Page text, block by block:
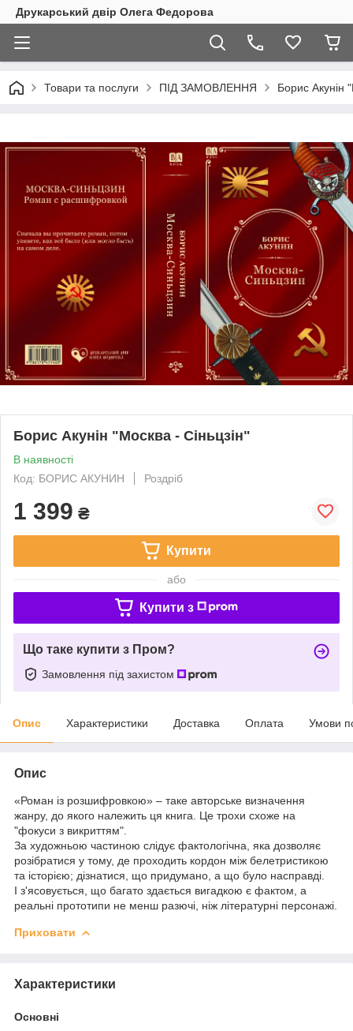
Друкарський двір Олега Федорова
Товари та послуги ПІД ЗАМОВЛЕННЯ Борис Акунін
Борис Акунін "Москва - Сіньцзін"
В наявності
Код: БОРИС АКУНИН
Роздріб
1 399 ₴
Купити
або
Купити з
Що таке купити з Пром?
Замовлення під захистом
Опис Характеристики Доставка Оплата Умови
Опис
«Роман із розшифровкою» – таке авторське визначення
жанру, до якого належить ця книга. Це трохи схоже на
"фокуси з викриттям".
За художньою частиною слідує фактологічна, яка дозволяє
розібратися у тому, де проходить кордон між белетристикою
та історією; дізнатися, що придумано, а що було насправді.
І з'ясовується, що багато здається вигадкою є фактом, а
реальні прототипи не менш разючі, ніж літературні персонажі.
Приховати
Характеристики
Основні